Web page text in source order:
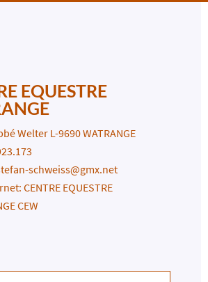
EQUESTRE
Welter L-9690 WATRANGE
schweiss@gmx.net
CENTRE EQUESTRE
CEW